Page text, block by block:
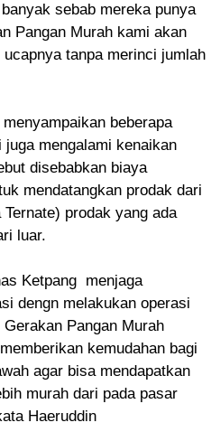
sebab mereka punya
Pangan Murah kami akan
tanpa merinci jumlah
beberapa
mengalami kenaikan
disebabkan biaya
mendatangkan prodak dari
prodak yang ada
luar.
Ketpang menjaga
dengn melakukan operasi
Pangan Murah
kemudahan bagi
agar bisa mendapatkan
murah dari pada pasar
Haeruddin